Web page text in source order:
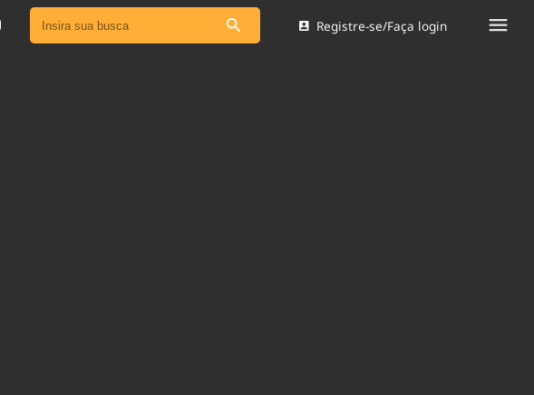
Ver todas as notícias
Registre-se/Faça login